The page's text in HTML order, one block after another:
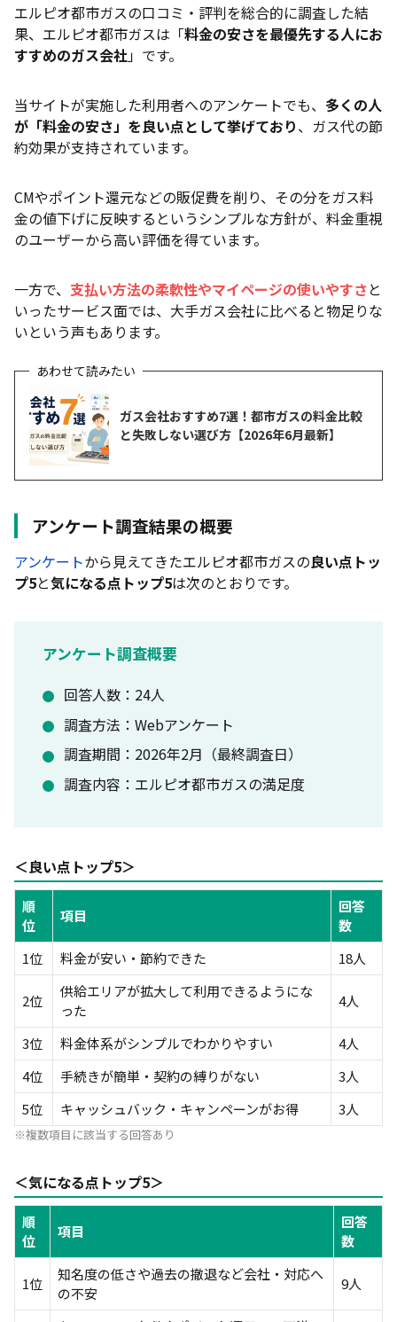
マイページが使いにくい
エルピオ都市ガスの良い口コミ・評判から分かる5つ
ガス代が安くなり、節約効果を実感できる
契約期間の縛りがなく解約金はいつでも無料
電気とのセット割引がある
対応エリアが広く、手続きや契約が手軽
エルピオ都市ガスがおすすめな人
エルピオ都市ガスをおすすめできない人
エルピオ都市ガスの基本情報
エルピオ都市ガスの料金プラン
エルピオ都市ガスの供給エリア
エルピオ都市ガスは高い？他社との料金比較
エルピオ都市ガスと新ガス会社の比較
【2026年7月最新】エルピオ都市ガスのキャンペー
ン情報
エルピオ都市ガスに関するよくある質問
エルピオ都市ガスは電気とのセット割はある？
エルピオ都市ガスの解約金・違約金は必要？
エルピオ都市ガスの支払い方法は？
エルピオ都市ガスは過去に事業停止したことがあ
賃貸マンションでもエルピオ都市ガスに切り替えら
れる？
まとめ
エルピオ都市ガスの口コミ・評判を総合的に調査した結
果、エルピオ都市ガスは「料金の安さを最優先する人にお
すすめのガス会社 」です。
当サイトが実施した利用者へのアンケートでも、 多くの人
が「料金の安さ」を良い点として挙げており、ガス代の節
約効果が支持されています。
CMやポイント還元などの販促費を削り、その分をガス料
金の値下げに反映するというシンプルな方針が、料金重視
のユーザーから高い評価を得ています。
一方で、 支払い方法の柔軟性やマイページの使いやすさと
いったサービス面では、大手ガス会社に比べると物足りな
いという声もあります。
ガス会社おすすめ7選！都市ガスの料金比較
と失敗しない選び方【2026年6月最新】
アンケート調査結果の概要
アンケートから見えてきたエルピオ都市ガスの良い点トッ
プ5と気になる点トップ5は次のとおりです。
アンケート調査概要
回答人数：24人
調査方法：Webアンケート
調査期間：2026年2月（最終調査日）
調査内容：エルピオ都市ガスの満足度
＜良い点トップ5＞
順
位
項目
回答
数
1位
料金が安い・節約できた 18人
2位
供給エリアが拡大して利用できるようにな
った
4人
3位 料金体系がシンプルでわかりやすい
4人
4位
手続きが簡単・契約の縛りがない
3人
5位
キャッシュバック・キャンペーンがお得 3人
※複数項目に該当する回答あり
＜気になる点トップ5＞
順
位
項目
回答
数
1位
知名度の低さや過去の撤退など会社・対応へ
の不安
9人